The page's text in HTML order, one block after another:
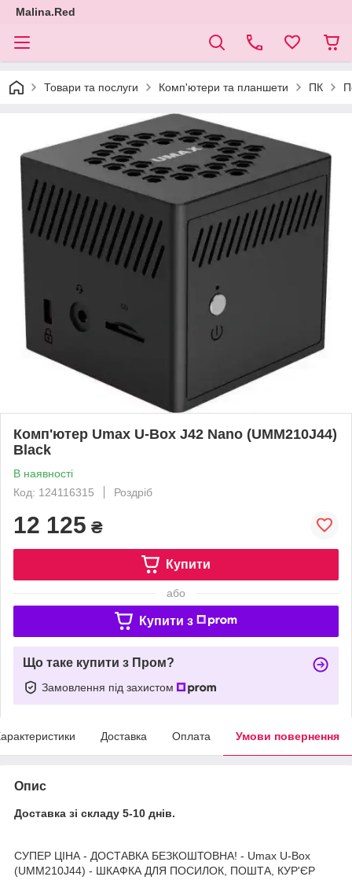
Malina.Red
Товари та послуги Комп'ютери та планшети ПК
Комп'ютер Umax U-Box J42 Nano (UMM210J44)
Black
В наявності
Код: 124116315
Роздріб
12 125 ₴
Купити
або
Купити з
Що таке купити з Пром?
Замовлення під захистом
Доставка Оплата Умови повернення
Опис
Доставка зі складу 5-10 днів.
СУПЕР ЦІНА - ДОСТАВКА БЕЗКОШТОВНА! - Umax U-Box
(UMM210J44) - ШКАФКА ДЛЯ ПОСИЛОК, ПОШТА, КУР'ЄР